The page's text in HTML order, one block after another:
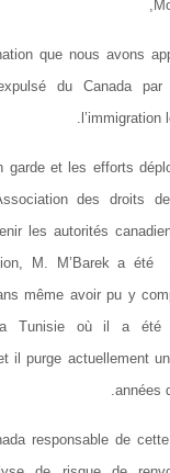
que nous
expulsé du Canada
garde et les efforts
des
les autorités
M. M’Barek a
sans même avoir pu y
la Tunisie où il a
et il purge actuellement
responsable de